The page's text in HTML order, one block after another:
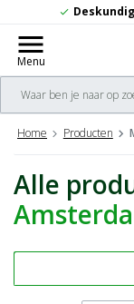
menu
Menu
Home Producten
Alle